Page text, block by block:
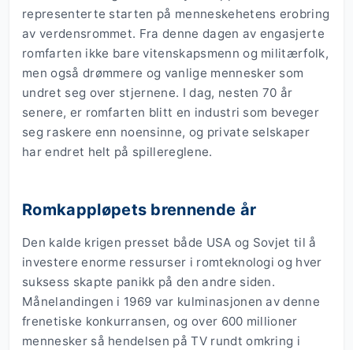
representerte starten på menneskehetens erobring
av verdensrommet. Fra denne dagen av engasjerte
romfarten ikke bare vitenskapsmenn og militærfolk,
men også drømmere og vanlige mennesker som
undret seg over stjernene. I dag, nesten 70 år
senere, er romfarten blitt en industri som beveger
seg raskere enn noensinne, og private selskaper
har endret helt på spillereglene.
Romkappløpets brennende år
Den kalde krigen presset både USA og Sovjet til å
investere enorme ressurser i romteknologi og hver
suksess skapte panikk på den andre siden.
Månelandingen i 1969 var kulminasjonen av denne
frenetiske konkurransen, og over 600 millioner
mennesker så hendelsen på TV rundt omkring i